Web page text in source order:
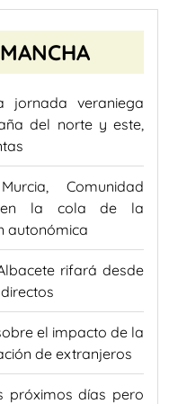
veraniega
del norte y este,
Comunidad
en la cola de la
autonómica
rifará desde
el impacto de la
de extranjeros
próximos días pero